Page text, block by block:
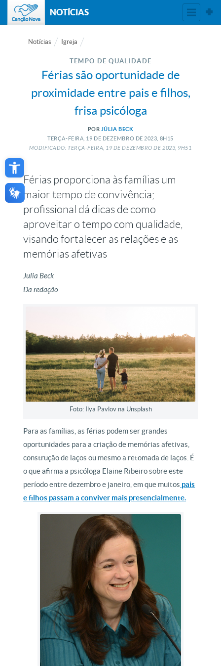
Open toolbar
NOTÍCIAS
Notícias Igreja
TEMPO DE QUALIDADE
Férias são oportunidade de
proximidade entre pais e filhos,
frisa psicóloga
POR JÚLIA BECK
TERÇA-FEIRA, 19 DE DEZEMBRO DE 2023, 8H15
MODIFICADO: TERÇA-FEIRA, 19DEDEZEMBRO DE2023, 9H51
Férias proporciona às famílias um
maior tempo de convivência;
profissional dá dicas de como
aproveitar o tempo com qualidade,
visando fortalecer as relações e as
memórias afetivas
Julia Beck
Da redação
Foto: Ilya Pavlov na Unsplash
Para as famílias, as férias podem ser grandes
oportunidades para a criação de memórias afetivas,
construção de laços ou mesmo a retomada de laços. É
o que afirma a psicóloga Elaine Ribeiro sobre este
período entre dezembro e janeiro, em que muitos pais
e filhos passam a conviver mais presencialmente.